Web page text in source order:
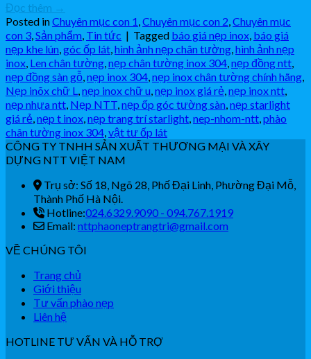
Đọc thêm →
Posted inChuyên mục con 1,Chuyên mục con 2,Chuyên mục
con 3,Sản phẩm, Tin tức | Tagged báo giá nẹp inox, báo giá
nẹp khe lún,góc ốp lát,hình ảnh nẹp chân tường,hình ảnh nẹp
inox, Len chân tường,nẹp chân tường inox 304,nẹp đồng ntt,
nẹp đồng sàn gỗ,nẹp inox 304,nẹp inox chân tường chính hãng,
Nẹp inõx chữ L,nẹp inox chữ u,nẹp inox giá rẻ,nẹp inox ntt,
nẹp nhựa ntt, Nẹp NTT,nẹp ốp góc tường sàn,nẹp starlight
giá rẻ,nẹp t inox,nẹp trang trí starlight,nep-nhom-ntt,phào
chân tường inox 304,vật tư ốp lát
CÔNG TY TNHH SẢN XUẤT THƯƠNG MẠI VÀ XÂY
DỰNG NTT VIỆT NAM
Trụ sở: Số 18, Ngõ 28, Phố Đại Linh, Phường Đại Mỗ,
Thành Phố Hà Nội.
Hotline:024.6329.9090 - 094.767.1919
Email: nttphaoneptrangtri@gmail.com
VỀ CHÚNG TÔI
Trang chủ
Giới thiệu
Tư vấn phào nẹp
Liên hệ
HOTLINE TƯ VẤN VÀ HỖ TRỢ